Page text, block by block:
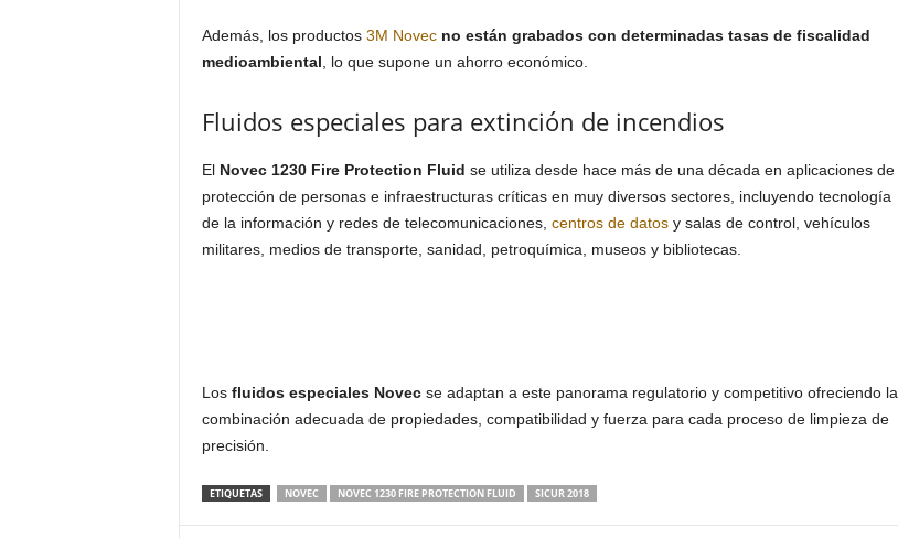
Además, los productos 3M Novec no están grabados con determinadas tasas de fiscalidad
medioambiental , lo que supone un ahorro económico.
Fluidos especiales para extinción de incendios
El Novec 1230 Fire Protection Fluid se utiliza desde hace más de una década en aplicaciones de
protección de personas e infraestructuras críticas en muy diversos sectores, incluyendo tecnología
de la información y redes de telecomunicaciones, centros de datosy salas de control, vehículos
militares, medios de transporte, sanidad, petroquímica, museos y bibliotecas.
Los fluidos especiales Novecse adaptan a este panorama regulatorio y competitivo ofreciendo la
combinación adecuada de propiedades, compatibilidad y fuerza para cada proceso de limpieza de
precisión.
ETIQUETAS NOVEC NOVEC 1230 FIRE PROTECTION FLUID SICUR 2018